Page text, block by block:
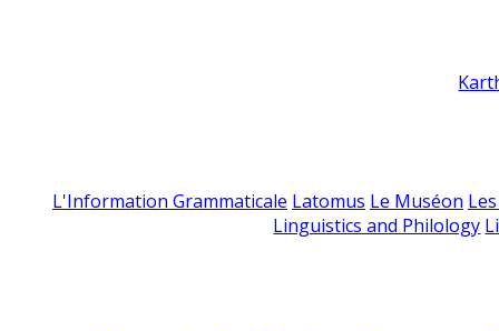
L'Information Grammaticale Latomus Le Muséon
Linguistics and Philology